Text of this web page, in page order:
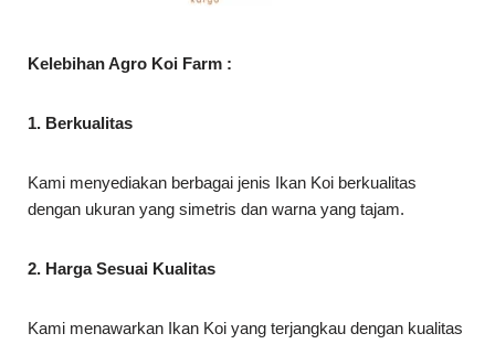
Kelebihan Agro Koi Farm :
1. Berkualitas
Kami menyediakan berbagai jenis Ikan Koi berkualitas
dengan ukuran yang simetris dan warna yang tajam.
2. Harga Sesuai Kualitas
Kami menawarkan Ikan Koi yang terjangkau dengan kualitas